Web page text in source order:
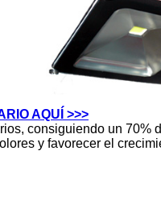
AQUÍ >>>
consiguiendo un
y favorecer el